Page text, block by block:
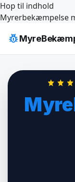
Hop til indhold
Myrerbekæmpelse
pest_control